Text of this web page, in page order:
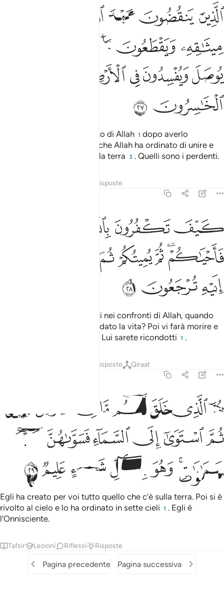
الذين ينقضون عهد الله من بعد ميثاقه ويقطعون ما امر الله به ان
ٱلَّذِينَ يَنقُضُونَ عَهْدَ ٱللَّهِ مِنۢ بَعْدِ مِيثَـٰقِهِۦ وَيَقْطَعُونَ مَآ
ﲕﲖﲗﲘ
ﲛﲜﲝ
ﲢﲣﲤﲥﲦ
ﲩﲪ
coloro che rompono il patto di Allah 1 dopo averlo
che Allah ha ordinato di unire e
spargono la corruzione sulla terra 3 . Quelli sono i perdenti.
Risposte
كيف تكفرون بالله وكنتم امواتا فاحياكم ثم يميتكم ثم يحييكم ثم اليه
كَيْفَ تَكْفُرُونَ بِٱللَّهِ وَكُنتُمْ أَمْوَٰتًۭا فَأَحْيَـٰكُمْ ۖ ثُمَّ يُمِيتُكُمْ ثُمَّ يُحْيِيكُمْ ثُمَّ إِلَيْهِ
ﲫﲬﲭ
ﲰﲱﲲﲳﲴ
ﲷﲸﲹ
Come potete essere ingrati nei confronti di Allah, quando
eravate morti ed Egli vi ha dato la vita? Poi vi farà morire e
vi riporterà alla vita e poi a Lui sarete ricondotti 1 .
Risposte Qiraat
هو الذي خلق لكم ما في الارض جميعا ثم استوى الى السماء فسواهن
هُوَ ٱلَّذِى خَلَقَ لَكُم مَّا فِى ٱلْأَرْضِ جَمِيعًۭا ثُمَّ ٱسْتَوَىٰٓ إِلَى
ﲺﲻﲼﲽﲾﲿ ﳀﳁ
ﳂﳃﳄﳅﳆﳇ
ﳈﳉﳊﳋﳌﳍﳎ
Egli ha creato per voi tutto quello che c’è sulla terra. Poi si è
rivolto al cielo e lo ha ordinato in sette cieli 1 . Egli è
l’Onnisciente.
Tafsir Lezioni Riflessi Risposte
Pagina precedente Pagina successiva